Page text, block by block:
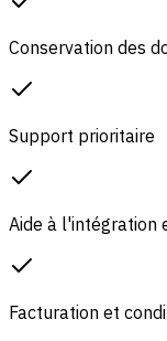
Conservation des
Support prioritaire
Aide à l'intégration
Facturation et